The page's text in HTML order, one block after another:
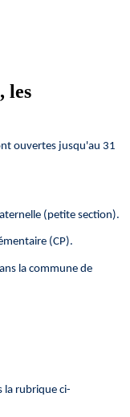
les
ouvertes jusqu'au 31
(petite section).
(CP).
la commune de
la rubrique ci-